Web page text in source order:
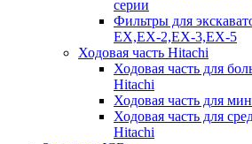
серии
Фильтры для
EX,EX-2,EX-3,EX-5
Ходовая часть Hitachi
Ходовая часть для
Hitachi
Ходовая часть для
Ходовая часть для
Hitachi